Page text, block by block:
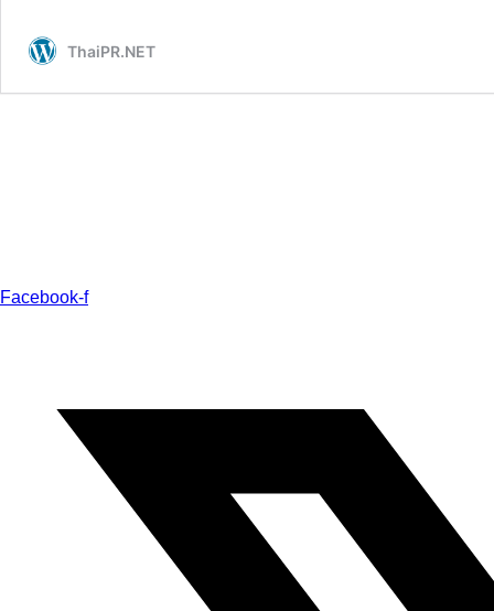
ThaiPR.NET
Facebook-f